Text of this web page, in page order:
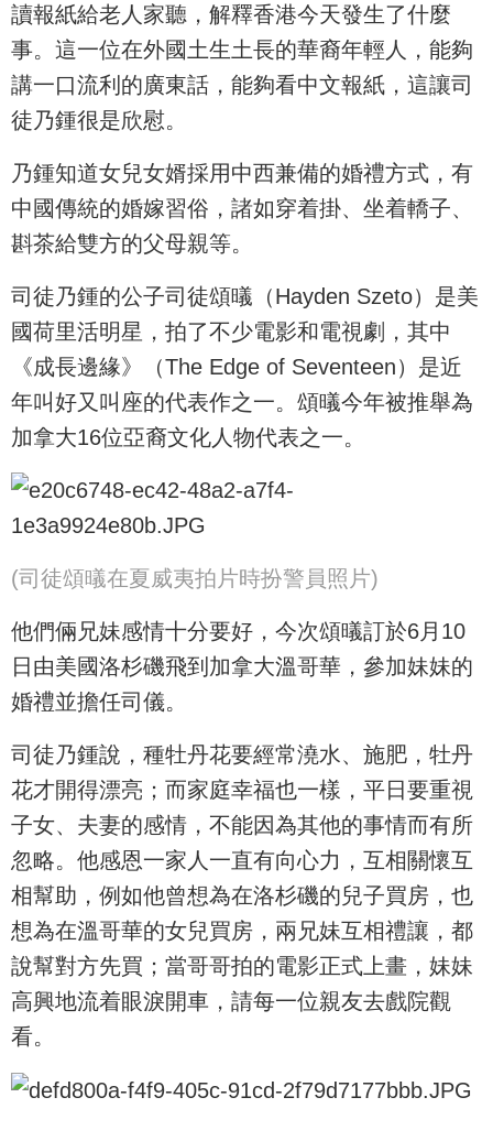
讀報紙給老人家聽，解釋香港今天發生了什麼
事。這一位在外國土生土長的華裔年輕人，能夠
講一口流利的廣東話，能夠看中文報紙，這讓司
徒乃鍾很是欣慰。
乃鍾知道女兒女婿採用中西兼備的婚禮方式，有
中國傳統的婚嫁習俗，諸如穿着掛、坐着轎子、
斟茶給雙方的父母親等。
司徒乃鍾的公子司徒頌㬢（Hayden Szeto）是美
國荷里活明星，拍了不少電影和電視劇，其中
《成長邊緣》（The Edge of Seventeen）是近
年叫好又叫座的代表作之一。頌㬢今年被推舉為
加拿大16位亞裔文化人物代表之一。
(司徒頌㬢在夏威夷拍片時扮警員照片)
他們倆兄妹感情十分要好，今次頌㬢訂於6月10
日由美國洛杉磯飛到加拿大溫哥華，參加妹妹的
婚禮並擔任司儀。
司徒乃鍾說，種牡丹花要經常澆水、施肥，牡丹
花才開得漂亮；而家庭幸福也一樣，平日要重視
子女、夫妻的感情，不能因為其他的事情而有所
忽略。他感恩一家人一直有向心力，互相關懷互
相幫助，例如他曾想為在洛杉磯的兒子買房，也
想為在溫哥華的女兒買房，兩兄妹互相禮讓，都
說幫對方先買；當哥哥拍的電影正式上畫，妹妹
高興地流着眼淚開車，請每一位親友去戲院觀
看。